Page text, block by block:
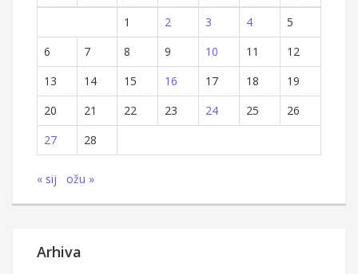
1
2 3 4
5
6
7 8 9 10 11
12
13
14 15 16 17 18
19
20
21 22 23 24 25
26
27
28
« sij ožu »
Arhiva